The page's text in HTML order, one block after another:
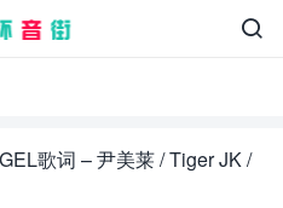

歌词 – 尹美莱 / Tiger JK /